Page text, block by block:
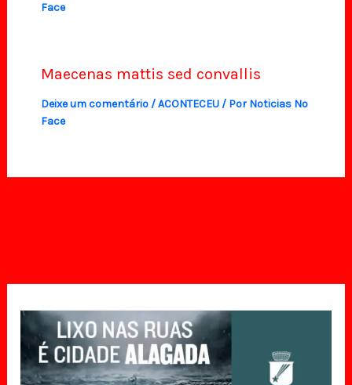
Face
Maecenas mattis sed convallis
Deixe um comentário/ACONTECEU/ Por Noticias No
Face